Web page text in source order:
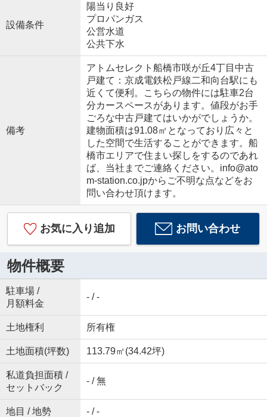
設備条件
陽当り良好
プロパンガス
公営水道
公共下水
備考
アトムセレクト船橋市咲が丘4丁目中古
戸建て：京成電鉄松戸線二和向台駅にも
近くて便利。こちらの物件には駐車2台
分カースペースがあります。値段がお手
ごろな中古戸建てはいかがでしょうか。
建物面積は91.08㎡となっており広々と
した空間で生活することができます。船
橋市エリアで住まい探しをするのであれ
ば、当社までご連絡ください。info@ato
m-station.co.jpからご不明な点などをお
問い合わせ頂けます。
お気に入り追加 お問い合わせ
物件概要
駐車場 /
月額料金
- / -
土地権利 所有権
土地面積(坪数) 113.79㎡(34.42坪)
私道負担面積 /
セットバック
- / 無
地目 / 地勢 - / -